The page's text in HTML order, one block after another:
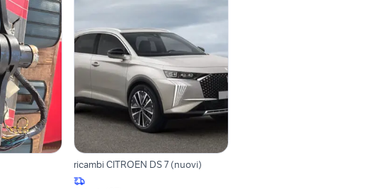
ricambi CITROEN DS 7 (nuovi)